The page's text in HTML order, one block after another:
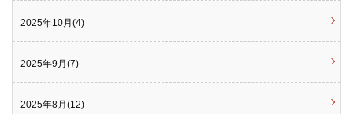
2025年10月(4)
2025年9月(7)
2025年8月(12)